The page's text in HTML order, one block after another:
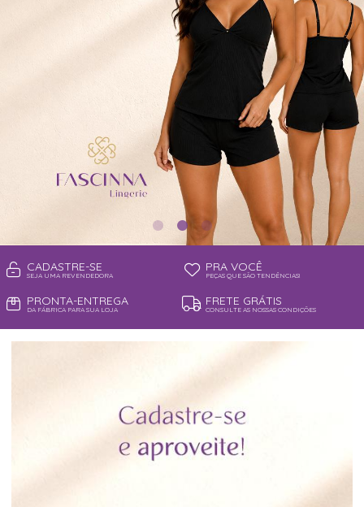
CADASTRE-SE
SEJA UMA REVENDEDORA
PRA VOCÊ
PEÇAS QUE SÃO TENDÊNCIAS!
PRONTA-ENTREGA
DA FÁBRICA PARA SUA LOJA
FRETE GRÁTIS
CONSULTE AS NOSSAS CONDIÇÕES